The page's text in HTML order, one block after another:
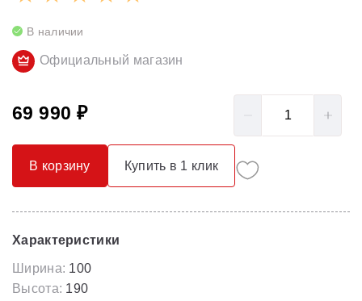
В наличии
Официальный магазин
69 990 ₽
В корзину Купить в 1 клик
Характеристики
Ширина: 100
Высота: 190